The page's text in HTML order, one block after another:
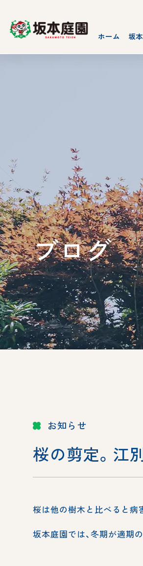
ホーム 坂
ブログ
お知らせ
桜の剪定。江
桜は他の樹木と比べると病
坂本庭園では、冬期が適期